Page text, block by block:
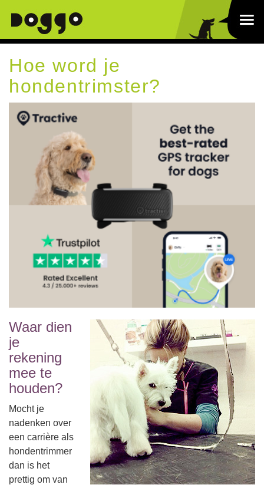
Hoe word je
hondentrimster?
Waar dien
je
rekening
mee te
houden?
Mocht je
nadenken over
een carrière als
hondentrimmer
dan is het
prettig om van